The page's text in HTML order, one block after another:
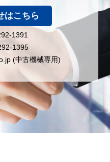
はこちら
1391
1395
(中古機械専用)